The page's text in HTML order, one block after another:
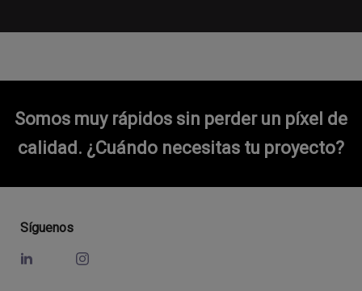
Somos muy rápidos sin perder un píxel de
calidad. ¿Cuándo necesitas tu proyecto?
Síguenos